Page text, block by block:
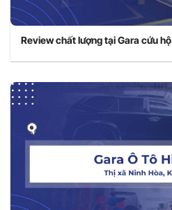
Review chất lượng tại Gara cứu